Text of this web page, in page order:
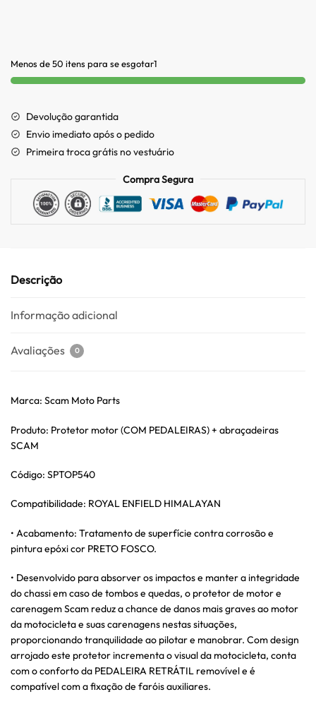
Menos de 50 itens para se esgotar1
Devolução garantida
Envio imediato após o pedido
Primeira troca grátis no vestuário
Compra Segura
Descrição
Informação adicional
Avaliações 0
Marca: Scam Moto Parts
Produto: Protetor motor (COM PEDALEIRAS) + abraçadeiras
SCAM
Código: SPTOP540
Compatibilidade: ROYAL ENFIELD HIMALAYAN
• Acabamento: Tratamento de superfície contra corrosão e
pintura epóxi cor PRETO FOSCO.
• Desenvolvido para absorver os impactos e manter a integridade
do chassi em caso de tombos e quedas, o protetor de motor e
carenagem Scam reduz a chance de danos mais graves ao motor
da motocicleta e suas carenagens nestas situações,
proporcionando tranquilidade ao pilotar e manobrar. Com design
arrojado este protetor incrementa o visual da motocicleta, conta
com o conforto da PEDALEIRA RETRÁTIL removível e é
compatível com a fixação de faróis auxiliares.